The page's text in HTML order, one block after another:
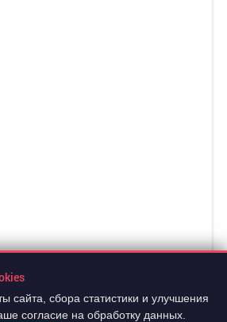
сайта, сбора статистики и улучшения
согласие на обработку данных.